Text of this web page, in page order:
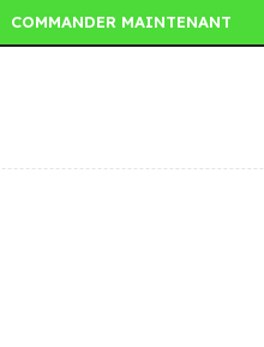
COMMANDER MAINTENANT